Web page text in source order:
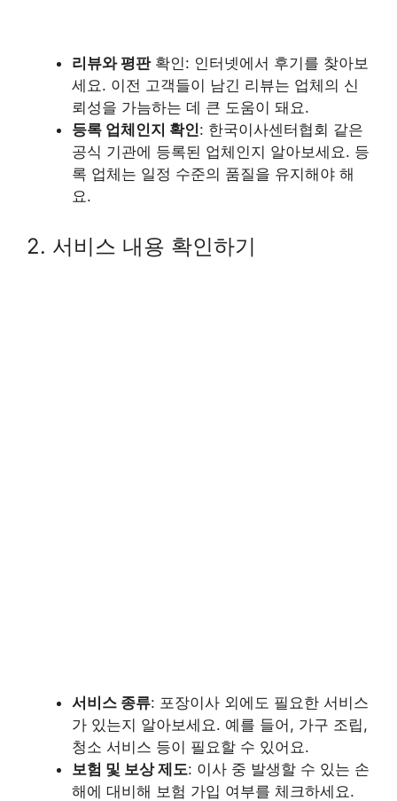
리뷰와 평판확인: 인터넷에서 후기를 찾아보
세요. 이전 고객들이 남긴 리뷰는 업체의 신
뢰성을 가늠하는 데 큰 도움이 돼요.
등록 업체인지 확인: 한국이사센터협회 같은
공식 기관에 등록된 업체인지 알아보세요. 등
록 업체는 일정 수준의 품질을 유지해야 해
요.
2. 서비스 내용 확인하기
서비스 종류: 포장이사 외에도 필요한 서비스
가 있는지 알아보세요. 예를 들어, 가구 조립,
청소 서비스 등이 필요할 수 있어요.
보험 및 보상 제도: 이사 중 발생할 수 있는 손
해에 대비해 보험 가입 여부를 체크하세요.